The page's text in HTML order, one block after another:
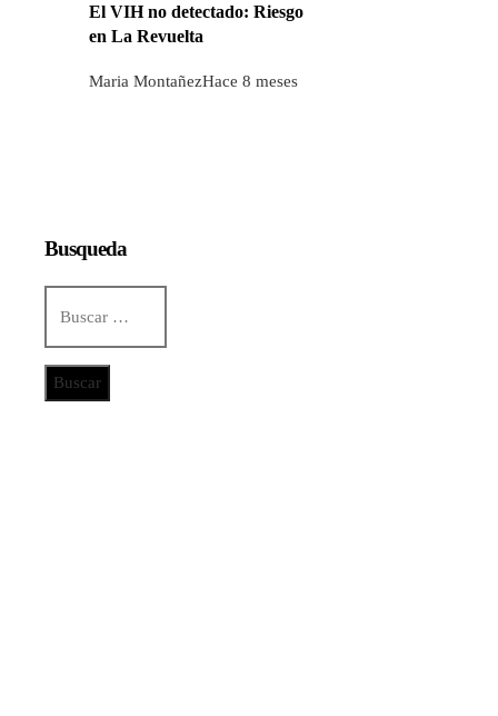
El VIH no detectado: Riesgo
en La Revuelta
Maria MontañezHace 8 meses
Busqueda